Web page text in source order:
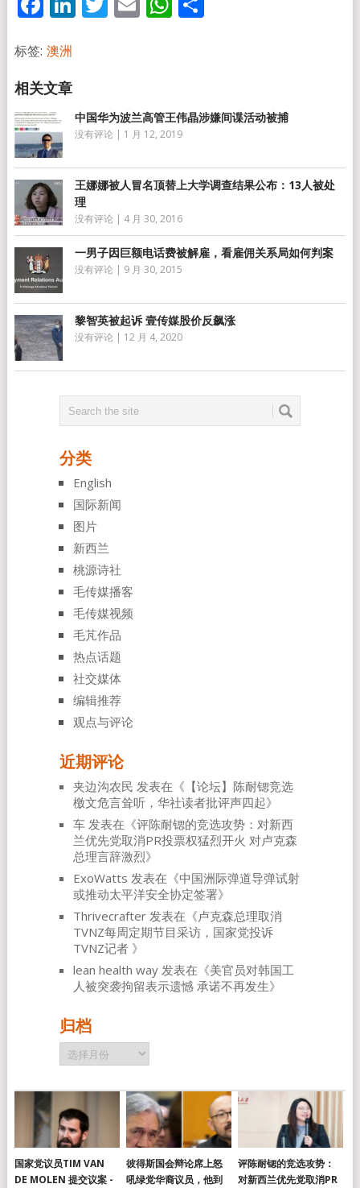
标签: 澳洲
中国华为波兰高管王伟晶涉嫌间谍活动被捕
没有评论 | 1 月 12, 2019
王娜娜被人冒名顶替上大学调查结果公布：13人被处
理
没有评论 | 4 月 30, 2016
一男子因巨额电话费被解雇，看雇佣关系局如何判案
没有评论 | 9 月 30, 2015
黎智英被起诉 壹传媒股价反飙涨
没有评论 | 12 月 4, 2020
分类
English
国际新闻
图片
新西兰
桃源诗社
毛传媒播客
毛传媒视频
毛芃作品
热点话题
社交媒体
编辑推荐
观点与评论
近期评论
夹边沟农民 发表在《 【论坛】陈耐锶竞选
檄文危言耸听，华社读者批评声四起》
车发表在《评陈耐锶的竞选攻势：对新西
兰优先党取消PR投票权猛烈开火 对卢克森
总理言辞激烈》
ExoWatts 发表在《中国洲际弹道导弹试射
或推动太平洋安全协定签署》
Thrivecrafter发表在《卢克森总理取消
TVNZ每周定期节目采访，国家党投诉
TVNZ记者 》
lean health way发表在《美官员对韩国工
人被突袭拘留表示遗憾 承诺不再发生》
归档
归
档
国家党议员TIM VAN
DE MOLEN 提交议案 -
彼得斯国会辩论席上怒
吼绿党华裔议员，他到
评陈耐锶的竞选攻势：
对新西兰优先党取消PR